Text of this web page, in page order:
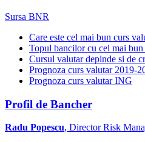
Sursa BNR
Care este cel mai bun curs
Topul bancilor cu cel mai
Cursul valutar depinde si de
Prognoza curs valutar 2019-
Prognoza curs valutar ING
Profil de Bancher
Radu Popescu, Director Risk